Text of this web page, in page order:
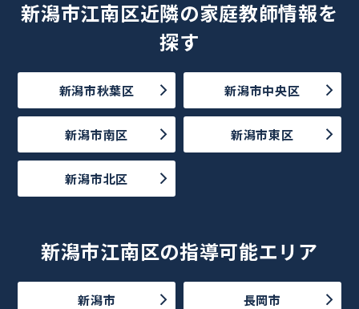
新潟市江南区近隣の家庭教師情報を
探す
新潟市秋葉区 新潟市中央区
新潟市南区 新潟市東区
新潟市北区
新潟市江南区の指導可能エリア
新潟市 長岡市